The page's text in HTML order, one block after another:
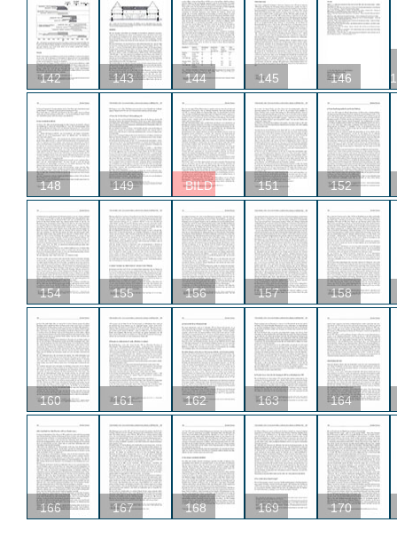
142 143 144 145 146
148 149 BILD 151 152
154 155 156 157 158
160 161 162 163 164
166 167 168 169 170